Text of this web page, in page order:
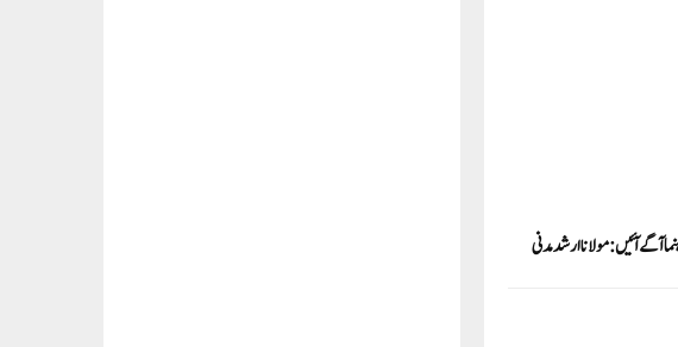
آگے آئیں: مولانا ارشد مدنی